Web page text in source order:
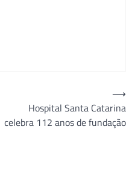
Hospital Santa Catarina
celebra 112 anos de fundação
⟶